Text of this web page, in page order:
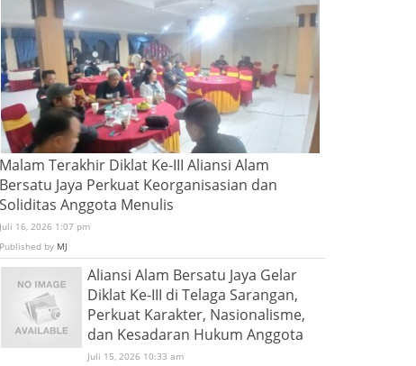
Malam Terakhir Diklat Ke-III Aliansi Alam
Bersatu Jaya Perkuat Keorganisasian dan
Soliditas Anggota Menulis
Juli 16, 2026 1:07 pm
Published by MJ
Aliansi Alam Bersatu Jaya Gelar
Diklat Ke-III di Telaga Sarangan,
Perkuat Karakter, Nasionalisme,
dan Kesadaran Hukum Anggota
Juli 15, 2026 10:33 am